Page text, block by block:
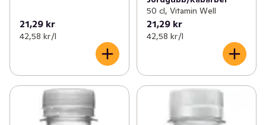
21,29 kr
42,58 kr /l
50 cl, Vitamin Well
21,29 kr
42,58 kr /l